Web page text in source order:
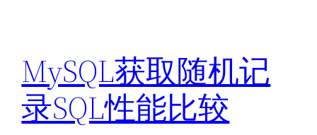
MySQL获取随机记
录SQL性能比较